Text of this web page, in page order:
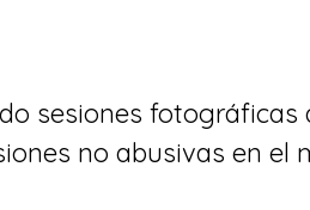
sesiones
no abusivas en el